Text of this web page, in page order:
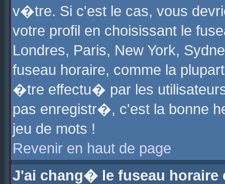
v�tre. Si c'est le cas, vous
votre profil en choisissant le
Londres, Paris, New York,
fuseau horaire, comme la
�tre effectu� par les
pas enregistr�, c'est la bonne
jeu de mots !
Revenir en haut de page
J'ai chang� le fuseau horaire